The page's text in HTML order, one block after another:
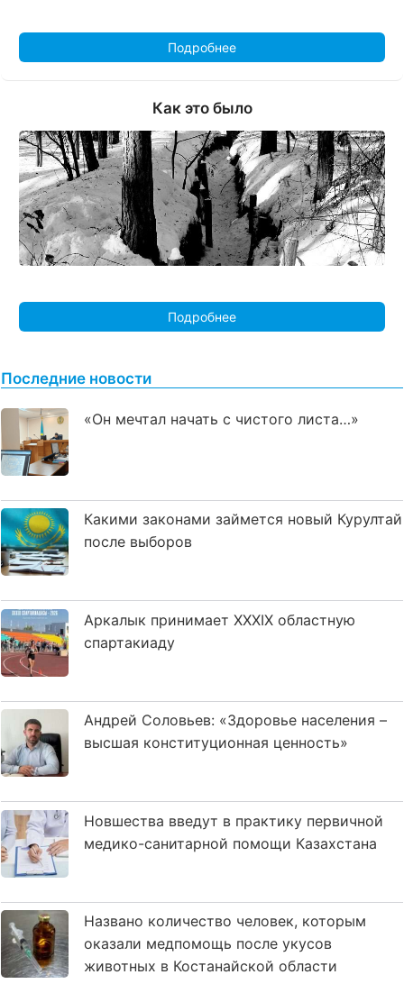
Подробнее
Как это было
Подробнее
Последние новости
«Он мечтал начать с чистого листа…»
Какими законами займется новый Курултай
после выборов
Аркалык принимает XXXIX областную
спартакиаду
Андрей Соловьев: «Здоровье населения –
высшая конституционная ценность»
Новшества введут в практику первичной
медико-санитарной помощи Казахстана
Названо количество человек, которым
оказали медпомощь после укусов
животных в Костанайской области